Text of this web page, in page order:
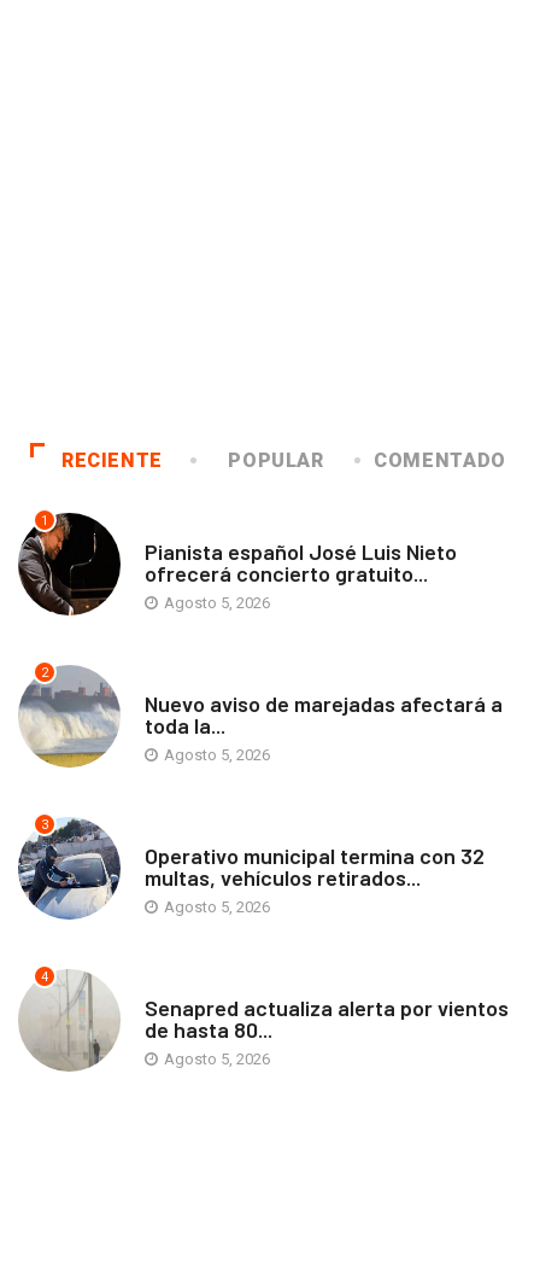
RECIENTE POPULAR COMENTADO
1
Pianista español José Luis Nieto
ofrecerá concierto gratuito...
Agosto 5, 2026
2
Nuevo aviso de marejadas afectará a
toda la...
Agosto 5, 2026
3
Operativo municipal termina con 32
multas, vehículos retirados...
Agosto 5, 2026
4
Senapred actualiza alerta por vientos
de hasta 80...
Agosto 5, 2026